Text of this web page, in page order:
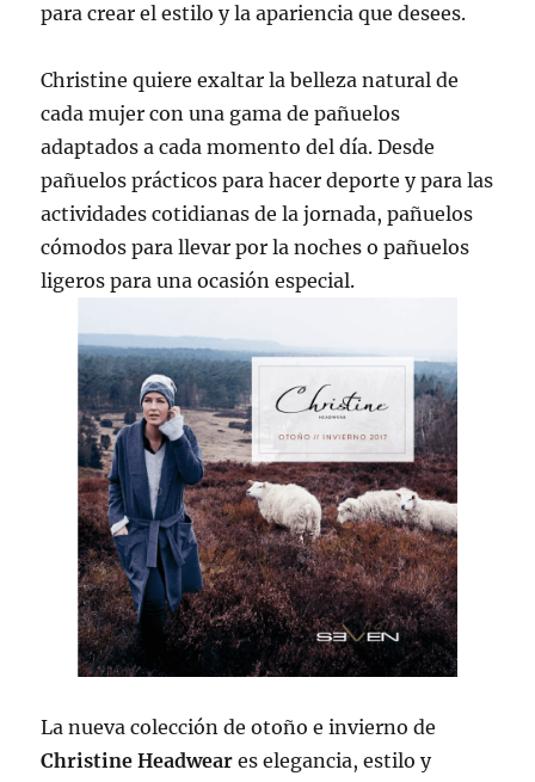
para crear el estilo y la apariencia que desees.
Christine quiere exaltar la belleza natural de
cada mujer con una gama de pañuelos
adaptados a cada momento del día. Desde
pañuelos prácticos para hacer deporte y para las
actividades cotidianas de la jornada, pañuelos
cómodos para llevar por la noches o pañuelos
ligeros para una ocasión especial.
La nueva colección de otoño e invierno de
Christine Headwear es elegancia, estilo y